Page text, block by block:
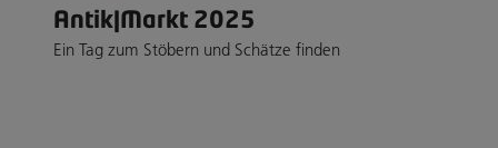
Antik|Markt 2025
Ein Tag zum Stöbern und Schätze finden